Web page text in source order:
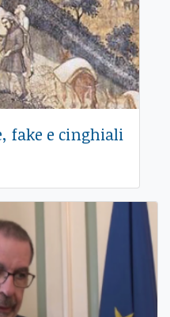
fake e cinghiali